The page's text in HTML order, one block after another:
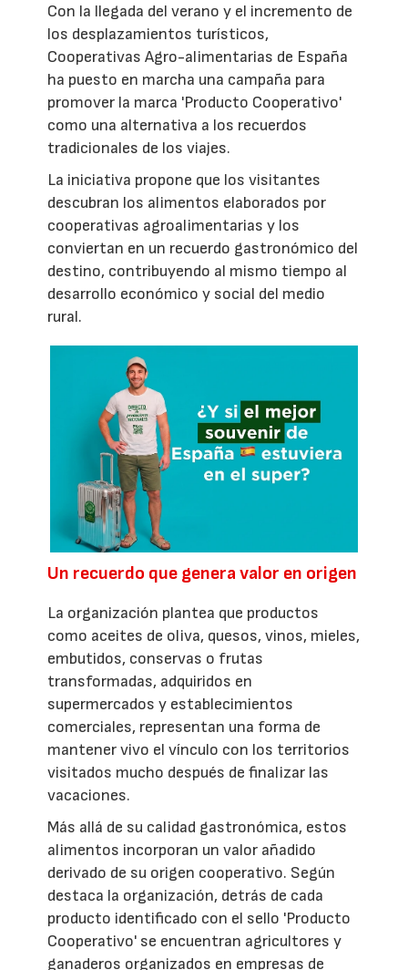
Con la llegada del verano y el incremento de
los desplazamientos turísticos,
Cooperativas Agro-alimentarias de España
ha puesto en marcha una campaña para
promover la marca 'Producto Cooperativo'
como una alternativa a los recuerdos
tradicionales de los viajes.
La iniciativa propone que los visitantes
descubran los alimentos elaborados por
cooperativas agroalimentarias y los
conviertan en un recuerdo gastronómico del
destino, contribuyendo al mismo tiempo al
desarrollo económico y social del medio
rural.
Un recuerdo que genera valor en origen
La organización plantea que productos
como aceites de oliva, quesos, vinos, mieles,
embutidos, conservas o frutas
transformadas, adquiridos en
supermercados y establecimientos
comerciales, representan una forma de
mantener vivo el vínculo con los territorios
visitados mucho después de finalizar las
vacaciones.
Más allá de su calidad gastronómica, estos
alimentos incorporan un valor añadido
derivado de su origen cooperativo. Según
destaca la organización, detrás de cada
producto identificado con el sello 'Producto
Cooperativo' se encuentran agricultores y
ganaderos organizados en empresas de